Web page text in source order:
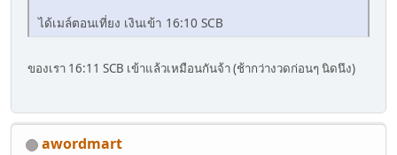
ได้เมล์ตอนเที่ยง เงินเข้า 16:10 SCB
ของเรา 16:11 SCB เข้าแล้วเหมือนกันจ้า (ช้ากว่างวดก่อนๆ นิดนึง)
awordmart